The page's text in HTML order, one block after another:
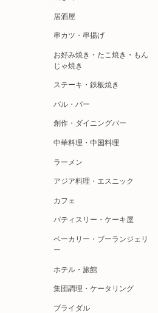
居酒屋
串カツ・串揚げ
お好み焼き・たこ焼き・もん
じゃ焼き
ステーキ・鉄板焼き
バル・バー
創作・ダイニングバー
中華料理・中国料理
ラーメン
アジア料理・エスニック
カフェ
パティスリー・ケーキ屋
ベーカリー・ブーランジェリ
ー
ホテル・旅館
集団調理・ケータリング
ブライダル